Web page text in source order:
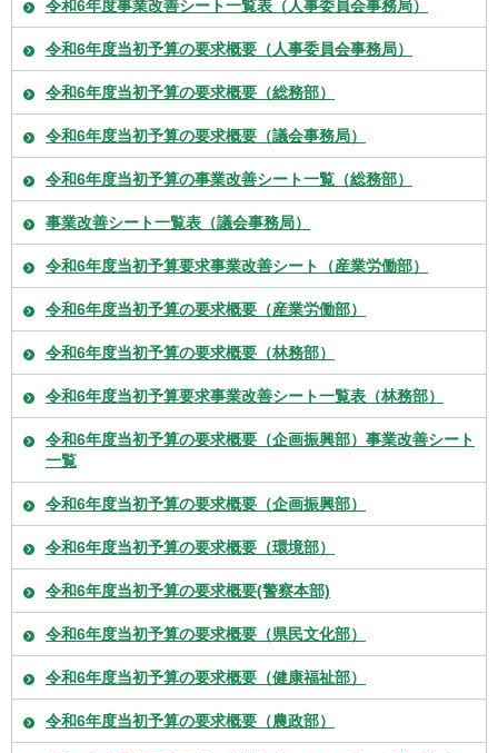
令和6年度事業改善シート一覧表（人事委員会事務局）
令和6年度当初予算の要求概要（人事委員会事務局）
令和6年度当初予算の要求概要（総務部）
令和6年度当初予算の要求概要（議会事務局）
令和6年度当初予算の事業改善シート一覧（総務部）
事業改善シート一覧表（議会事務局）
令和6年度当初予算要求事業改善シート（産業労働部）
令和6年度当初予算の要求概要（産業労働部）
令和6年度当初予算の要求概要（林務部）
令和6年度当初予算要求事業改善シート一覧表（林務部）
令和6年度当初予算の要求概要（企画振興部）事業改善シート
一覧
令和6年度当初予算の要求概要（企画振興部）
令和6年度当初予算の要求概要（環境部）
令和6年度当初予算の要求概要(警察本部)
令和6年度当初予算の要求概要（県民文化部）
令和6年度当初予算の要求概要（健康福祉部）
令和6年度当初予算の要求概要（農政部）